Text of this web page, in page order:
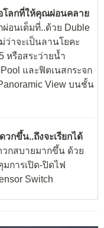
โลกที่ให้คุณผ่อนคลาย
ผ่อนเต็มที่..ด้วย Duble
ว่าจะเป็นลานโยคะ
หรือสระว่ายน้ำ
และฟิตเนสกระจก
View บนชั้น
กขึ้น..ถึงจะเรียกได้
วกสบายมากขึ้น ด้วย
การเปิด-ปิดไฟ
Switch